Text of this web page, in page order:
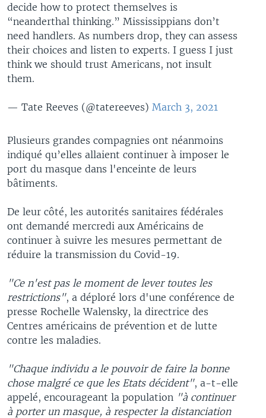
decide how to protect themselves is
“neanderthal thinking.” Mississippians don’t
need handlers. As numbers drop, they can assess
their choices and listen to experts. I guess I just
think we should trust Americans, not insult
them.
— Tate Reeves (@tatereeves) March 3, 2021
Plusieurs grandes compagnies ont néanmoins
indiqué qu’elles allaient continuer à imposer le
port du masque dans l'enceinte de leurs
bâtiments.
De leur côté, les autorités sanitaires fédérales
ont demandé mercredi aux Américains de
continuer à suivre les mesures permettant de
réduire la transmission du Covid-19.
"Ce n'est pas le moment de lever toutes les
restrictions", a déploré lors d'une conférence de
presse Rochelle Walensky, la directrice des
Centres américains de prévention et de lutte
contre les maladies.
"Chaque individu a le pouvoir de faire la bonne
chose malgré ce que les Etats décident", a-t-elle
appelé, encourageant la population "à continuer
à porter un masque, à respecter la distanciation